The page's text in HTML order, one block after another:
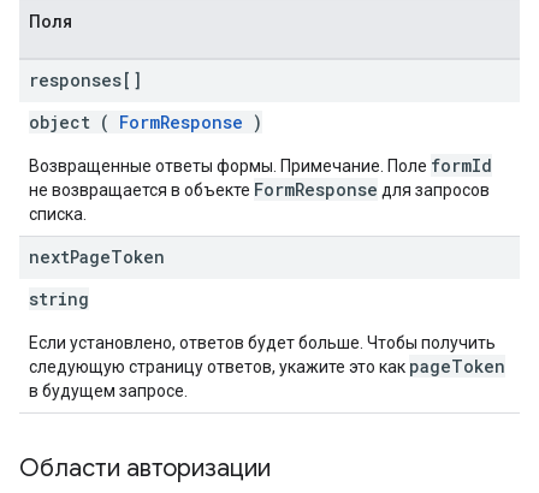
Поля
responses[]
object ( FormResponse )
Возвращенные ответы формы. Примечание. Поле formId
не возвращается в объекте FormResponse для запросов
списка.
nextPageToken
string
Если установлено, ответов будет больше. Чтобы получить
следующую страницу ответов, укажите это как pageToken
в будущем запросе.
Области авторизации